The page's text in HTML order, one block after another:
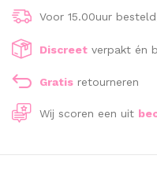
Voor 15.00uur
Discreet verpakt én
Gratis retourneren
Wij scoren een uit